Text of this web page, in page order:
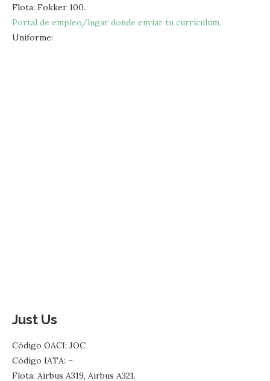
Flota: Fokker 100.
Portal de empleo/lugar donde enviar tu currículum.
Uniforme:
Just Us
Código OACI: JOC
Código IATA: –
Flota: Airbus A319, Airbus A321.